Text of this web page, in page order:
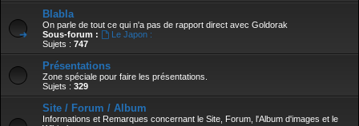
Blabla
On parle de tout ce qui n'a pas de rapport direct avec Goldorak
Sous-forum :
Le Japon :
Sujets : 747
Présentations
Zone spéciale pour faire les présentations.
Sujets : 329
Site / Forum / Album
Informations et Remarques concernant le Site, Forum, l'Album d'images et le